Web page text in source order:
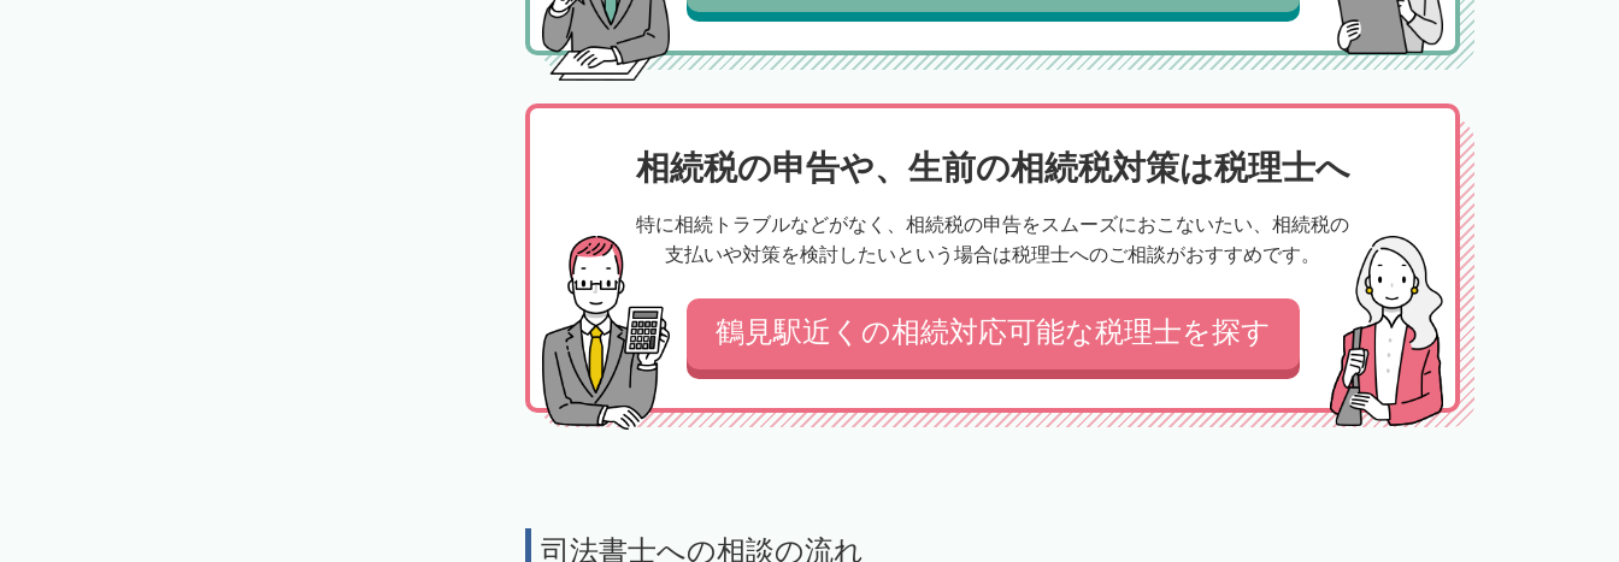
相続税の申告や、生前の相続税対策は税理士へ
特に相続トラブルなどがなく、相続税の申告をスムーズにおこないたい、相続税の
支払いや対策を検討したいという場合は税理士へのご相談がおすすめです。
鶴見駅近くの相続対応可能な税理士を探す
司法書士への相談の流れ